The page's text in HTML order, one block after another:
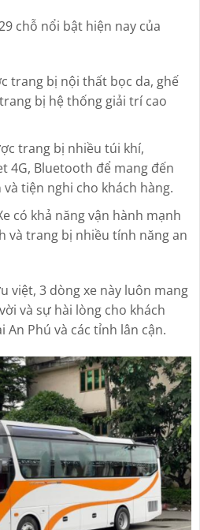
chỗ nổi bật hiện nay của
trang bị nội thất bọc da, ghế
bị hệ thống giải trí cao
trang bị nhiều túi khí,
4G, Bluetooth để mang đến
tiện nghi cho khách hàng.
có khả năng vận hành mạnh
và trang bị nhiều tính năng an
việt, 3 dòng xe này luôn mang
và sự hài lòng cho khách
An Phú và các tỉnh lân cận.